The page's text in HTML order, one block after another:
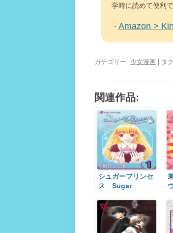
学時に読めて便利で
・ Amazon >
カテゴリー: 少女漫画 | タ
関連作品:
シュガープリンセ
ス Sugar